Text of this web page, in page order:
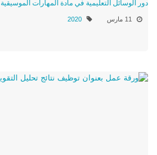
دور الوسائل التعليمية في مادة المهارات الموسيقية
11 مارس 2020